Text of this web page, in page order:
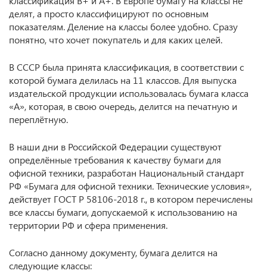
делят, а просто классифицируют по основным
показателям. Деление на классы более удобно. Сразу
понятно, что хочет покупатель и для каких целей.
В СССР была принята классификация, в соответствии с
которой бумага делилась на 11 классов. Для выпуска
издательской продукции использовалась бумага класса
«А», которая, в свою очередь, делится на печатную и
переплётную.
В наши дни в Российской Федерации существуют
определённые требования к качеству бумаги для
офисной техники, разработан Национальный стандарт
РФ «Бумага для офисной техники. Технические условия»,
действует ГОСТ Р 58106-2018 г., в котором перечислены
все классы бумаги, допускаемой к использованию на
территории РФ и сфера применения.
Согласно данному документу, бумага делится на
следующие классы: